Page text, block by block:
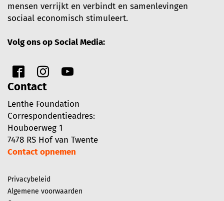
mensen verrijkt en verbindt en samenlevingen
sociaal economisch stimuleert.
Volg ons op Social Media:
Contact
Lenthe Foundation
Correspondentieadres:
Houboerweg 1
7478 RS Hof van Twente
Contact opnemen
Privacybeleid
Algemene voorwaarden